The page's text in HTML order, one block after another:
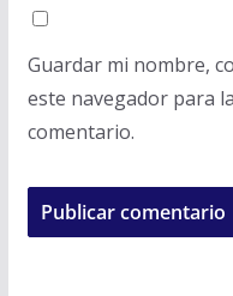
Guardar mi nombre,
este navegador para
comentario.